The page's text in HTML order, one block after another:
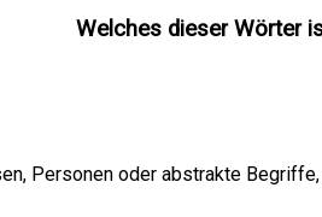
Welches dieser Wörter
Personen oder abstrakte Begriffe,